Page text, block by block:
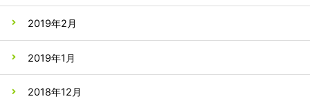
2019年2月
2019年1月
2018年12月